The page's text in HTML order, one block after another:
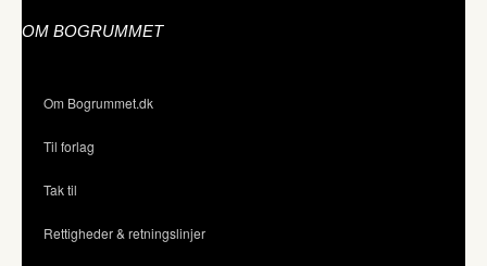
OM BOGRUMMET
Om Bogrummet.dk
Til forlag
Tak til
Rettigheder & retningslinjer